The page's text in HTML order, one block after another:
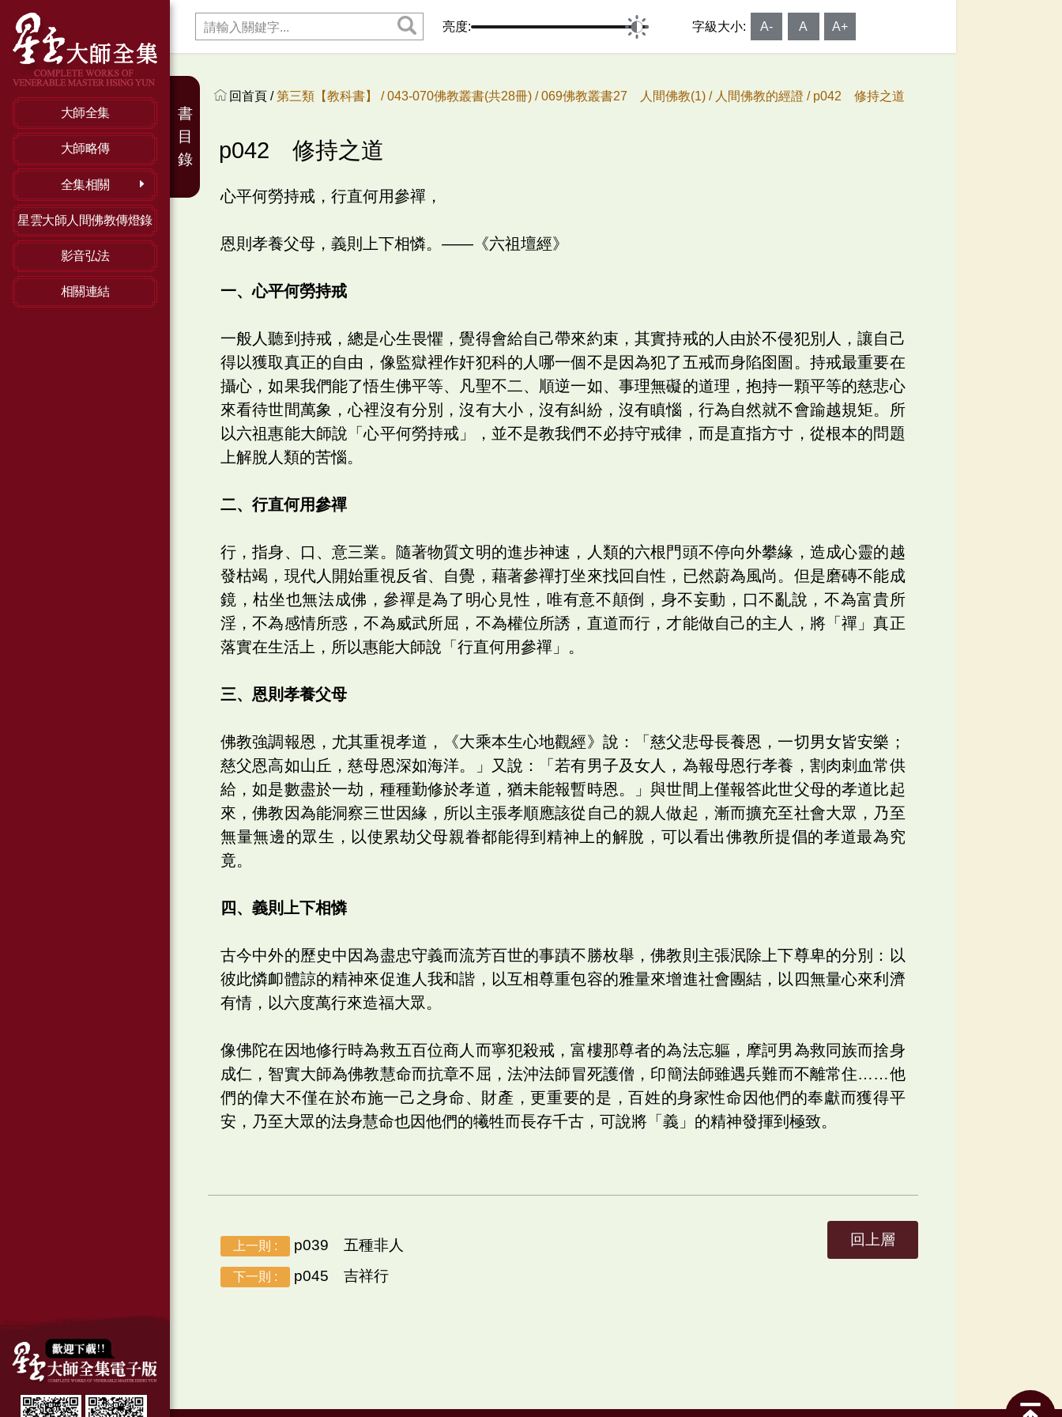
大師全集
大師略傳
全集相關
星雲大師人間佛教傳燈錄
影音弘法
相關連結
亮度: 字級大小: A- A A+
回首頁 /第三類【教科書】 /043-070佛教叢書(共28冊) /069佛教叢書27 人間佛教(1) / 人間佛教的經證 / p042 修持之道
p042 修持之道
心平何勞持戒，行直何用參禪，
恩則孝養父母，義則上下相憐。――《六祖壇經》
一、心平何勞持戒
一般人聽到持戒，總是心生畏懼，覺得會給自己帶來約束，其實持戒的人由於不侵犯別人，讓自己
得以獲取真正的自由，像監獄裡作奸犯科的人哪一個不是因為犯了五戒而身陷囹圄。持戒最重要在
攝心，如果我們能了悟生佛平等、凡聖不二、順逆一如、事理無礙的道理，抱持一顆平等的慈悲心
來看待世間萬象，心裡沒有分別，沒有大小，沒有糾紛，沒有瞋惱，行為自然就不會踰越規矩。所
以六祖惠能大師說「心平何勞持戒」，並不是教我們不必持守戒律，而是直指方寸，從根本的問題
上解脫人類的苦惱。
二、行直何用參禪
行，指身、口、意三業。隨著物質文明的進步神速，人類的六根門頭不停向外攀緣，造成心靈的越
發枯竭，現代人開始重視反省、自覺，藉著參禪打坐來找回自性，已然蔚為風尚。但是磨磚不能成
鏡，枯坐也無法成佛，參禪是為了明心見性，唯有意不顛倒，身不妄動，口不亂說，不為富貴所
淫，不為感情所惑，不為威武所屈，不為權位所誘，直道而行，才能做自己的主人，將「禪」真正
落實在生活上，所以惠能大師說「行直何用參禪」。
三、恩則孝養父母
佛教強調報恩，尤其重視孝道，《大乘本生心地觀經》說：「慈父悲母長養恩，一切男女皆安樂；
慈父恩高如山丘，慈母恩深如海洋。」又說：「若有男子及女人，為報母恩行孝養，割肉刺血常供
給，如是數盡於一劫，種種勤修於孝道，猶未能報暫時恩。」與世間上僅報答此世父母的孝道比起
來，佛教因為能洞察三世因緣，所以主張孝順應該從自己的親人做起，漸而擴充至社會大眾，乃至
無量無邊的眾生，以使累劫父母親眷都能得到精神上的解脫，可以看出佛教所提倡的孝道最為究
竟。
四、義則上下相憐
古今中外的歷史中因為盡忠守義而流芳百世的事蹟不勝枚舉，佛教則主張泯除上下尊卑的分別：以
彼此憐卹體諒的精神來促進人我和諧，以互相尊重包容的雅量來增進社會團結，以四無量心來利濟
有情，以六度萬行來造福大眾。
像佛陀在因地修行時為救五百位商人而寧犯殺戒，富樓那尊者的為法忘軀，摩訶男為救同族而捨身
成仁，智實大師為佛教慧命而抗章不屈，法沖法師冒死護僧，印簡法師雖遇兵難而不離常住……他
們的偉大不僅在於布施一己之身命、財產，更重要的是，百姓的身家性命因他們的奉獻而獲得平
安，乃至大眾的法身慧命也因他們的犧牲而長存千古，可說將「義」的精神發揮到極致。
上一則 : p039 五種非人
下一則 : p045 吉祥行
回上層
書
目
錄